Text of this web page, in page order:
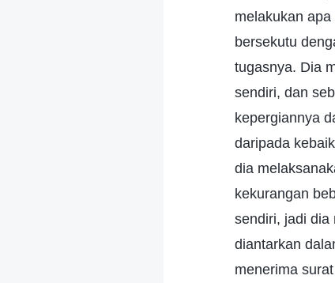
melakukan
bersekutu
tugasnya. Dia
sendiri, dan
kepergiannya
daripada
dia
kekurangan
sendiri, jadi dia
diantarkan
menerima